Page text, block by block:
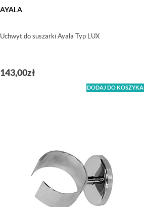
AYALA
Uchwyt do suszarki Ayala Typ LUX
143,00zł
DODAJ DO KOSZYKA